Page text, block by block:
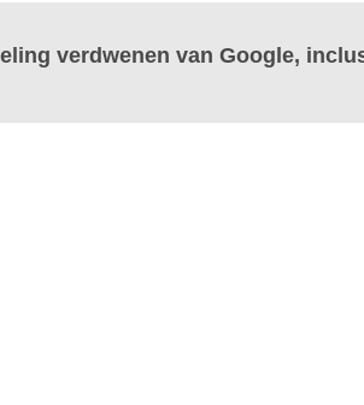
verdwenen van Google,